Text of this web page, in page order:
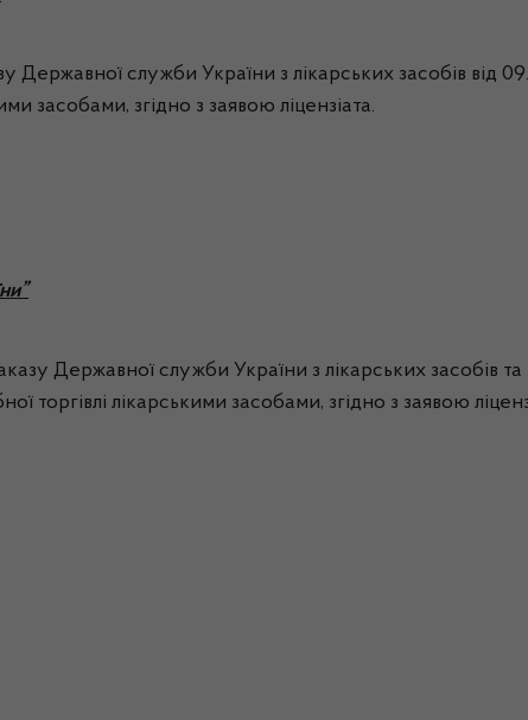
Державної служби України з лікарських засобів від
засобами, згідно з заявою ліцензіата.
Державної служби України з лікарських засобів
торгівлі лікарськими засобами, згідно з заявою